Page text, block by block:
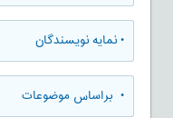
•نمایه نویسندگان
• براساس موضوعات